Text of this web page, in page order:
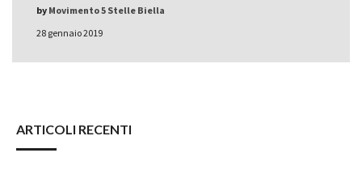
28 gennaio 2019
by Movimento 5 Stelle Biella
ARTICOLI RECENTI